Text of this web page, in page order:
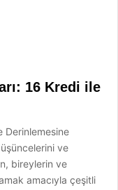
16 Kredi ile
Derinlemesine
ve
bireylerin ve
amacıyla çeşitli